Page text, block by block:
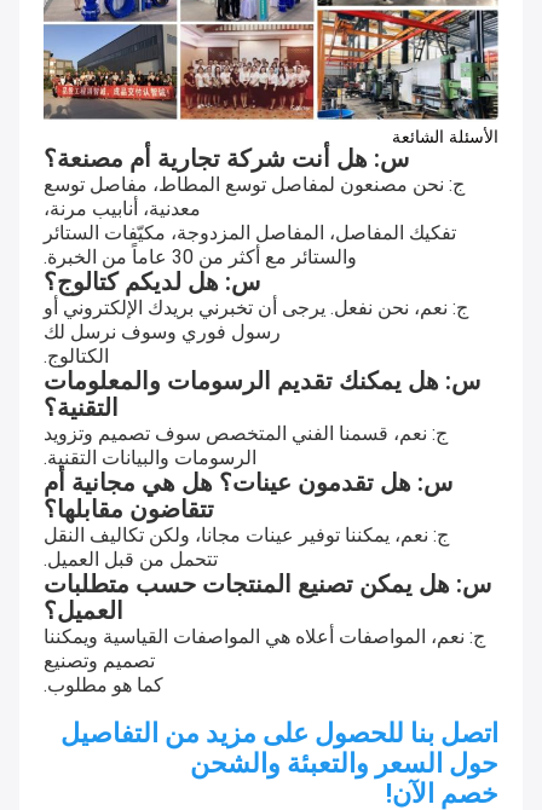
الأسئلة الشائعة
س: هل أنت شركة تجارية أم مصنعة؟
ج: نحن مصنعون لمفاصل توسع المطاط، مفاصل توسع
معدنية، أنابيب مرنة،
تفكيك المفاصل، المفاصل المزدوجة، مكيّفات الستائر
والستائر مع أكثر من 30 عاماً من الخبرة.
س: هل لديكم كتالوج؟
ج: نعم، نحن نفعل. يرجى أن تخبرني بريدك الإلكتروني أو
رسول فوري وسوف نرسل لك
الكتالوج.
س: هل يمكنك تقديم الرسومات والمعلومات
التقنية؟
ج: نعم، قسمنا الفني المتخصص سوف تصميم وتزويد
الرسومات والبيانات التقنية.
س: هل تقدمون عينات؟ هل هي مجانية أم
تتقاضون مقابلها؟
ج: نعم، يمكننا توفير عينات مجانا، ولكن تكاليف النقل
تتحمل من قبل العميل.
س: هل يمكن تصنيع المنتجات حسب متطلبات
العميل؟
ج: نعم، المواصفات أعلاه هي المواصفات القياسية ويمكننا
تصميم وتصنيع
كما هو مطلوب.
اتصل بنا للحصول على مزيد من التفاصيل
حول السعر والتعبئة والشحن
خصم الآن!